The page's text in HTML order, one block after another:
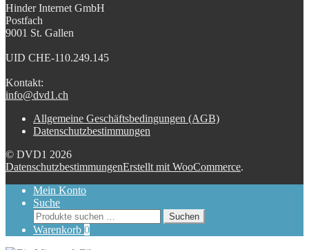
Hinder Internet GmbH
Postfach
9001 St. Gallen
UID CHE-110.249.145
Kontakt:
info@dvd1.ch
Allgemeine Geschäftsbedingungen (AGB)
Datenschutzbestimmungen
© DVD1 2026
DatenschutzbestimmungenErstellt mit WooCommerce.
Mein Konto
Suche
Suchen
nach:
Suchen
Warenkorb 0